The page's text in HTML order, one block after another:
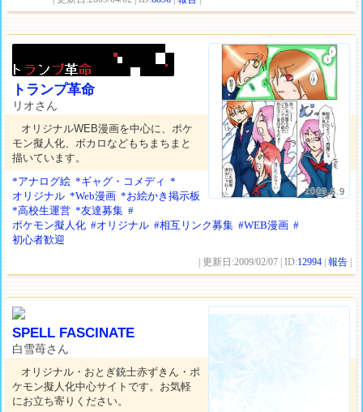
2009.6.9
トランプ革命
リオさん
オリジナルWEB漫画を中心に、ポケ
モン擬人化、ボカロなどもちまちまと
描いています。
*アナログ絵 *ギャグ・コメディ *
オリジナル *Web漫画 *お絵かき掲示板
*高校生運営 *友達募集 #
ポケモン擬人化 #オリジナル #相互リンク募集 #WEB漫画 #
初心者歓迎
| 更新日:2009/02/07 | ID:12994 |報告
SPELL FASCINATE
白雪苺さん
オリジナル・おとぎ銃士赤ずきん・ポ
ケモン擬人化中心サイトです。お気軽
にお立ち寄りください。